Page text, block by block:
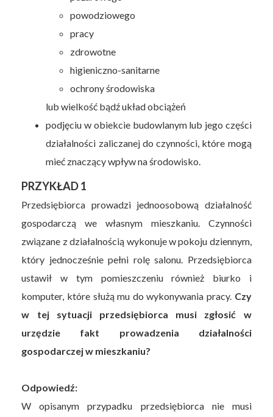
powodziowego
pracy
zdrowotne
higieniczno-sanitarne
ochrony środowiska
lub wielkość bądź układ obciążeń
podjęciu w obiekcie budowlanym lub jego części
działalności zaliczanej do czynności, które mogą
mieć znaczący wpływ na środowisko.
PRZYKŁAD 1
Przedsiębiorca prowadzi jednoosobową działalność
gospodarczą we własnym mieszkaniu. Czynności
związane z działalnością wykonuje w pokoju dziennym,
który jednocześnie pełni rolę salonu. Przedsiębiorca
ustawił w tym pomieszczeniu również biurko i
komputer, które służą mu do wykonywania pracy. Czy
w tej sytuacji przedsiębiorca musi zgłosić w
urzędzie fakt prowadzenia działalności
gospodarczej w mieszkaniu?
Odpowiedź:
W opisanym przypadku przedsiębiorca nie musi